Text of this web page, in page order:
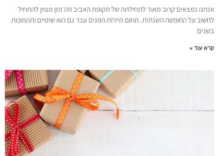
אנחנו נמצאים קרוב מאוד לתחילתה של תקופת האביב וזה זמן מצוין להתחיל
לחשוב על החופשה השנתית. תחום תיירות הפנים עבר גם הוא שינויים ותהפוכות
בשנים
קרא עוד »